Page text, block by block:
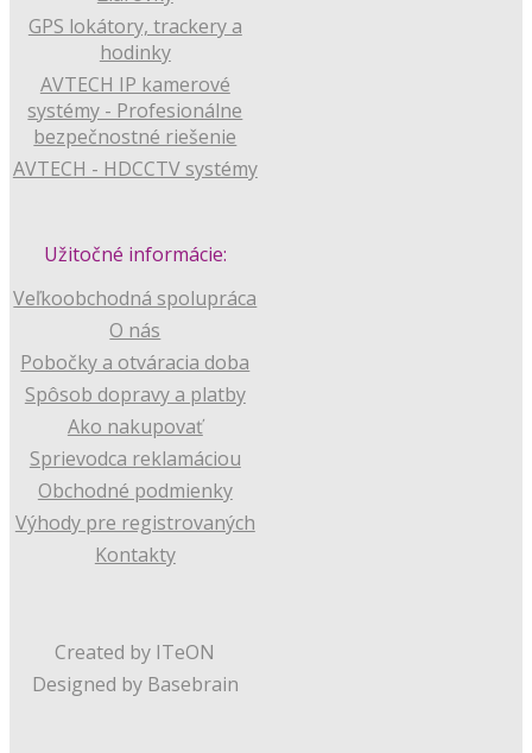
GPS lokátory, trackery a
hodinky
AVTECH IP kamerové
systémy - Profesionálne
bezpečnostné riešenie
AVTECH - HDCCTV systémy
Užitočné informácie:
Veľkoobchodná spolupráca
O nás
Pobočky a otváracia doba
Spôsob dopravy a platby
Ako nakupovať
Sprievodca reklamáciou
Obchodné podmienky
Výhody pre registrovaných
Kontakty
Created by ITeON
Designed by Basebrain